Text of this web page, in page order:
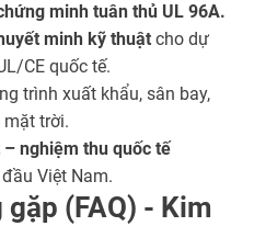
minh tuân thủ UL 96A.
minh kỹ thuậtcho dự
CE quốc tế.
trình xuất khẩu, sân bay,
mặt trời.
nghiệm thu quốc tế
Việt Nam.
(FAQ) - Kim